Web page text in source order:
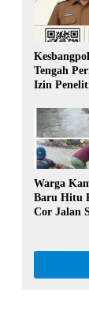
Tengah
Izin
Tak Perlu
Kantor
Warga
Baru Hitu
Cor Jalan